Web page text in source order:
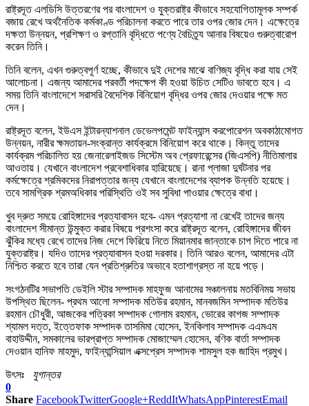
রাষ্ট্রদূত এলডিসি উত্তরণের পর বাংলাদেশ ও যুক্তরাষ্ট্র কীভাবে সহযোগিতামূলক সম্পর্ক
বজায় রেখে অর্থনৈতিক কর্মকাণ্ড পরিচালনা করতে পারে তার ওপর জোর দেন। এক্ষেত্রে
দক্ষতা উন্নয়ন, প্রশিক্ষণ ও রপ্তানি বৃদ্ধিতে পণ্যে বৈচিত্র্য আনার বিষয়েও গুরুত্বারোপ
করেন তিনি।
তিনি বলেন, এখন গুরুত্বপূর্ণ হচ্ছে, কীভাবে দুই দেশের মাঝে বাণিজ্য বৃদ্ধি করা যায় সেই
আলোচনা। এজন্য আমাদের পরবর্তী পদক্ষেপ কী হওয়া উচিত সেটিও ভাবতে হবে। এ
সময় তিনি বাংলাদেশে সরাসরি বৈদেশিক বিনিয়োগ বৃদ্ধির ওপর জোর দেওয়ার পক্ষে মত
দেন।
রাষ্ট্রদূত বলেন, ইউএস ইন্টারন্যাশনাল ডেভেলপমেন্ট ফাইন্যান্স করপোরেশন অবকাঠামোগত
উন্নয়ন, নারীর ক্ষমতায়ন-সংক্রান্ত কার্যক্রমে বিনিয়োগ করে থাকে। কিন্তু তাদের
কার্যক্রম পরিচালিত হয় জেনারেলাইজড সিস্টেম অব প্রেফারেন্সের (জিএসপি) নীতিমালার
আওতায়। যেখানে বাংলাদেশ প্রবেশাধিকার হারিয়েছে। রানা প্লাজা দুর্ঘটনার পর
কর্মক্ষেত্রে শ্রমিকদের নিরাপত্তার জন্য যেখানে বাংলাদেশের ব্যাপক উন্নতি হয়েছে।
তবে সামগ্রিক শ্রমঅধিকার পরিস্থিতি ওই সব সুবিধা পাওয়ার ক্ষেত্রে বাধা।
খুব দ্রুত সময়ে রোহিঙ্গাদের প্রত্যাবাসন হবে- এমন প্রত্যাশা না রেখেই তাদের জন্য
বাংলাদেশ সীমান্ত উন্মুক্ত করার বিষয়ে প্রশংসা করে রাষ্ট্রদূত বলেন, রোহিঙ্গাদের জীবন
ঝুঁকির মধ্যে রেখে তাদের নিজ দেশে ফিরিয়ে নিতে মিয়ানমার জান্তাকে চাপ দিতে পারে না
যুক্তরাষ্ট্র। যদিও তাদের প্রত্যাবাসন হওয়া দরকার। তিনি আরও বলেন, আমাদের এটা
নিশ্চিত করতে হবে তারা যেন প্রতিশ্রুতির অভাবে হতাশাগ্রস্ত না হয়ে পড়ে।
সংগঠনটির সভাপতি ডেইলি স্টার সম্পাদক মাহফুজ আনামের সঞ্চালনায় মতবিনিময় সভায়
উপস্থিত ছিলেন- প্রথম আলো সম্পাদক মতিউর রহমান, মানবজমিন সম্পাদক মতিউর
রহমান চৌধুরী, আজকের পত্রিকা সম্পাদক গোলাম রহমান, ভোরের কাগজ সম্পাদক
শ্যামল দত্ত, ইত্তেফাক সম্পাদক তাসমিমা হোসেন, ইনকিলাব সম্পাদক এএমএম
বাহাউদ্দীন, সমকালের ভারপ্রাপ্ত সম্পাদক মোজাম্মেল হোসেন, বণিক বার্তা সম্পাদক
দেওয়ান হানিফ মাহমুদ, ফাইন্যান্সিয়াল এক্সপ্রেস সম্পাদক শামসুল হক জাহিদ প্রমুখ।
উৎসঃ
যুগান্তর
0
Share FacebookTwitterGoogle+ReddItWhatsAppPinterestEmail